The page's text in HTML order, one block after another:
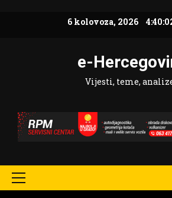
6 kolovoza, 2026
e-
Vijesti, teme,
Primary